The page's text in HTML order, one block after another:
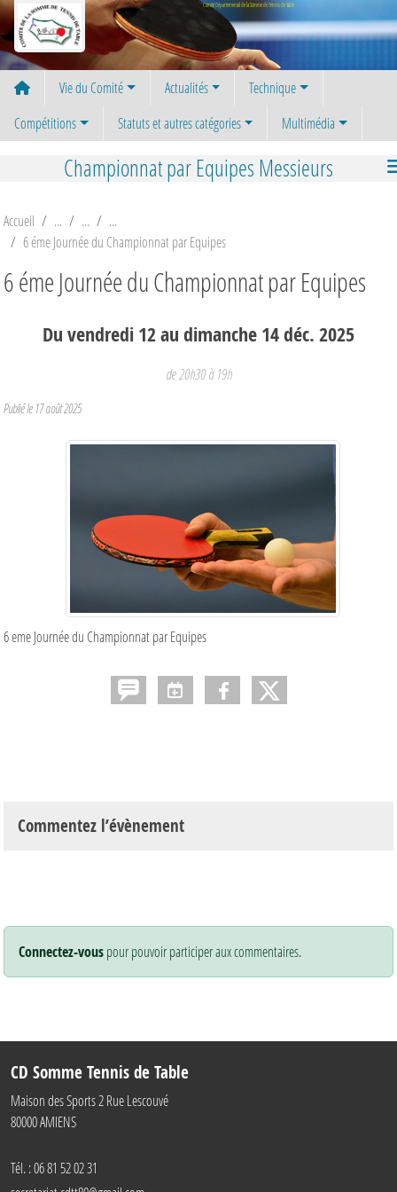
Comité Départemental de la Somme de Tennis de Table
Vie du Comité Actualités
Technique
Compétitions
Statuts et autres catégories Multimédia
Championnat par Equipes Messieurs
Accueil
6 éme Journée du Championnat par Equipes
6 éme Journée du Championnat par Equipes
Duvendredi12audimanche14déc.2025
de 20h30 à 19h
Publié le 17 août 2025
6 eme Journée du Championnat par Equipes
Commentez l’évènement
Connectez-vouspour pouvoir participer aux commentaires.
CD Somme Tennis de Table
Maison des Sports 2 Rue Lescouvé
80000AMIENS
Tél. :06 81 52 02 31
Panneau de gestion des cookies